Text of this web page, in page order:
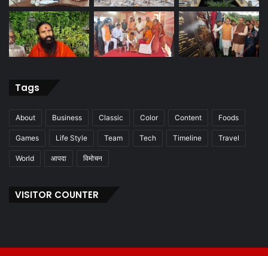
Tags
About Business Classic Color Content Foods
Games Life Style Team Tech Timeline Travel
World आपदा विमोचन
VISITOR COUNTER